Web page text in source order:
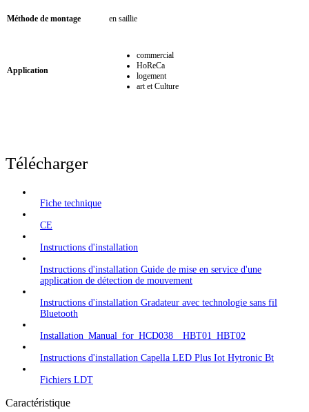
Méthode de montage en saillie
Application
commercial
HoReCa
logement
art et Culture
Télécharger
Fiche technique
CE
Instructions d'installation
Instructions d'installation Guide de mise en service d'une
application de détection de mouvement
Instructions d'installation Gradateur avec technologie sans fil
Bluetooth
Installation_Manual_for_HCD038__HBT01_HBT02
Instructions d'installation Capella LED Plus Iot Hytronic Bt
Fichiers LDT
Caractéristique